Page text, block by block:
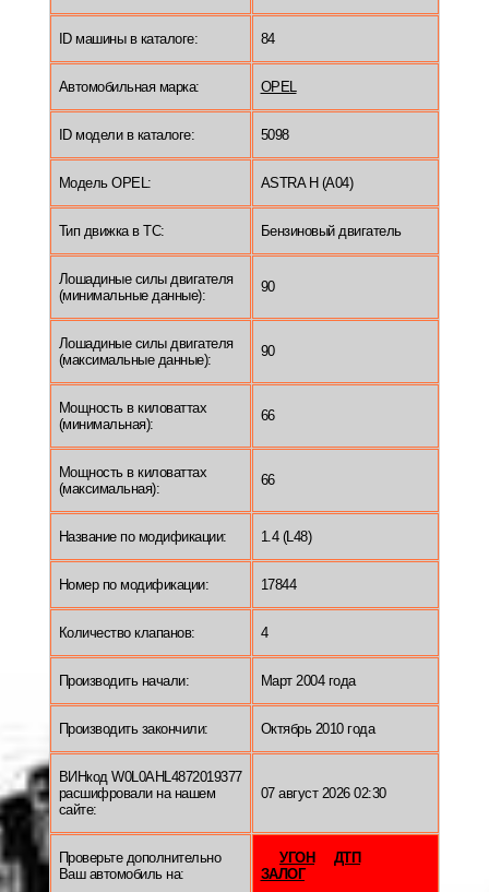
ID машины в каталоге: 84
Автомобильная марка: OPEL
ID модели в каталоге: 5098
Модель OPEL: ASTRA H (A04)
Тип движка в ТС: Бензиновый двигатель
Лошадиные силы двигателя
(минимальные данные):
90
Лошадиные силы двигателя
(максимальные данные):
90
Мощность в киловаттах
(минимальная):
66
Мощность в киловаттах
(максимальная):
66
Название по модификации: 1.4 (L48)
Номер по модификации: 17844
Количество клапанов: 4
Производить начали: Март 2004 года
Производить закончили: Октябрь 2010 года
ВИНкод W0L0AHL4872019377
расшифровали на нашем
сайте:
07 август 2026 02:30
Проверьте дополнительно
Ваш автомобиль на:
УГОН
ДТП
ЗАЛОГ